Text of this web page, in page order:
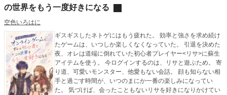
の世界をもう一度好きになる
空色いろはに
ギスギスしたネトゲにはもう疲れた。 効率と強さを求め続け
たゲームは、いつしか楽しくなくなっていた。 引退を決めた
夜、オレは道端に倒れていた初心者プレイヤー<リサ>に蘇生
アイテムを使う。 今ログインするのは、リサと遊ぶため。 寄
り道、可愛いモンスター、他愛もない会話。 顔も知らない相
手と過ごす時間が、いつのまにか一番の楽しみになってい
た。 気づけば、会ったこともないリサを好きになりかけてい